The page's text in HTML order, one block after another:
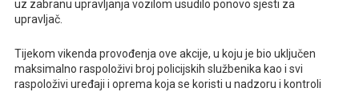
uz zabranu upravljanja vozilom usudilo ponovo sjesti za
upravljač.
Tijekom vikenda provođenja ove akcije, u koju je bio uključen
maksimalno raspoloživi broj policijskih službenika kao i svi
raspoloživi uređaji i oprema koja se koristi u nadzoru i kontroli